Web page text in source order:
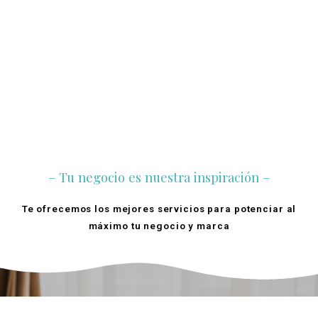
– Tu negocio es nuestra inspiración –
Te ofrecemos los mejores servicios para potenciar al
máximo tu negocio y marca